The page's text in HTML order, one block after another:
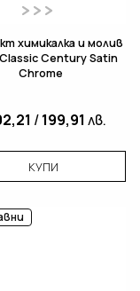
химикалка и молив
Century Satin
Chrome
/199,91 лв.
КУПИ